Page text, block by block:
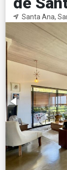
Santa Ana,